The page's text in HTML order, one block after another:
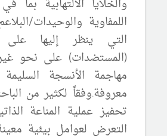
والخلايا الالتهابية بما
اللمفاوية والوحيدات/
التي ينظر إليها على
(المستضدات) على نحو
مهاجمة الأنسجة
معروفة.وفقاً لكثير من
تحفيز عملية المناعة
التعرض لعوامل بيئية